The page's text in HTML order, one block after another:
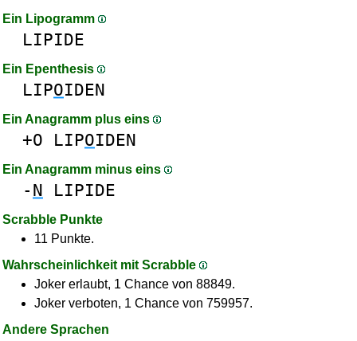
Ein Lipogramm
LIPIDE
Ein Epenthesis
LIPOIDEN
Ein Anagramm plus eins
+O LIPOIDEN
Ein Anagramm minus eins
- N LIPIDE
Scrabble Punkte
11 Punkte.
Wahrscheinlichkeit mit Scrabble
Joker erlaubt, 1 Chance von 88849.
Joker verboten, 1 Chance von 759957.
Andere Sprachen